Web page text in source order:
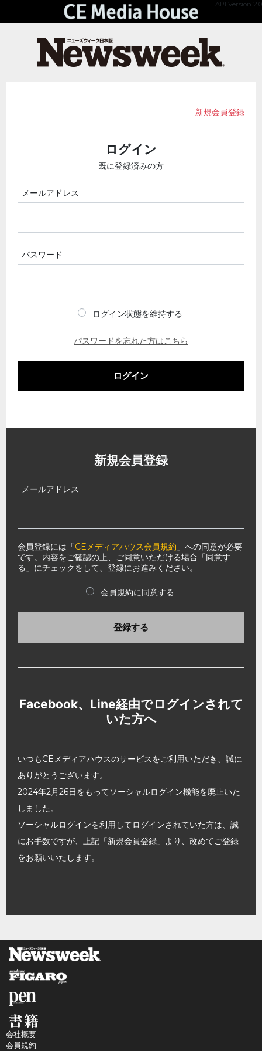
API Version 2.0
新規会員登録
ログイン
既に登録済みの方
メールアドレス
パスワード
ログイン状態を維持する
パスワードを忘れた方はこちら
ログイン
新規会員登録
メールアドレス
会員登録には「CEメディアハウス会員規約 」への同意が必要
です。内容をご確認の上、ご同意いただける場合「同意す
る」にチェックをして、登録にお進みください。
会員規約に同意する
登録する
Facebook、Line経由でログインされて
いた方へ
いつもCEメディアハウスのサービスをご利用いただき、誠に
ありがとうございます。
2024年2月26日をもってソーシャルログイン機能を廃止いた
しました。
ソーシャルログインを利用してログインされていた方は、誠
にお手数ですが、上記「新規会員登録」より、改めてご登録
をお願いいたします。
会社概要
会員規約